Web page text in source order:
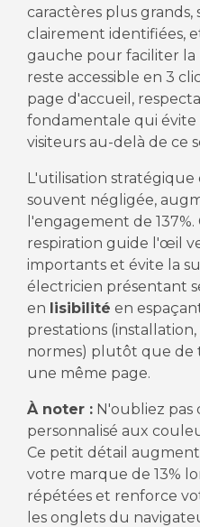
caractères plus grands,
clairement identifiées,
gauche pour faciliter
reste accessible en 3
page d'accueil,
fondamentale qui évite
visiteurs au-delà de ce
L'utilisation stratégique
souvent négligée,
l'engagement de 137%.
respiration guide l'œil
importants et évite la
électricien présentant
en lisibilité en
prestations
normes) plutôt que de
une même page.
À noter :N'oubliez pas
personnalisé aux
Ce petit détail
votre marque de 13%
répétées et renforce
les onglets du